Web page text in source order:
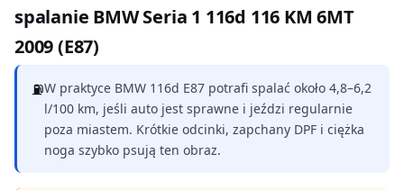
spalanie BMW Seria 1 116d 116 KM 6MT
2009 (E87)
⛽W praktyce BMW 116d E87 potrafi spalać około 4,8–6,2
l/100 km, jeśli auto jest sprawne i jeździ regularnie
poza miastem. Krótkie odcinki, zapchany DPF i ciężka
noga szybko psują ten obraz.